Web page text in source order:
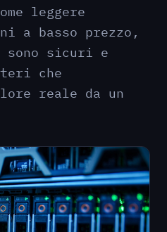
leggere
a basso prezzo,
sono sicuri e
che
reale da un